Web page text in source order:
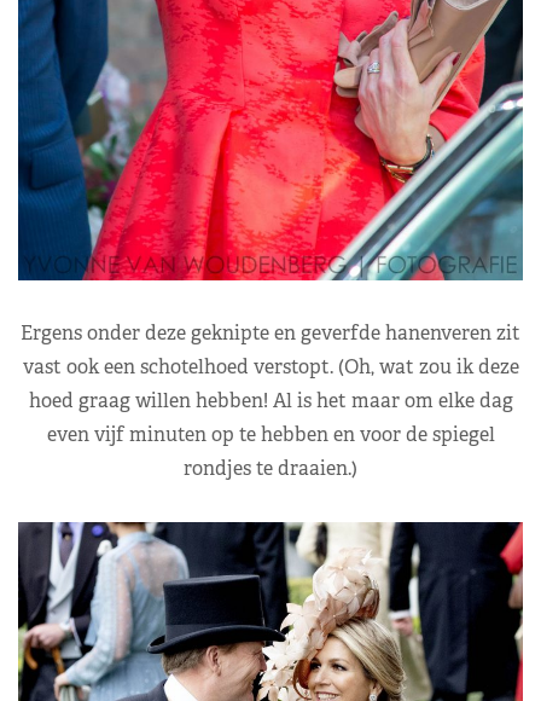
Ergens onder deze geknipte en geverfde hanenveren zit
vast ook een schotelhoed verstopt. (Oh, wat zou ik deze
hoed graag willen hebben! Al is het maar om elke dag
even vijf minuten op te hebben en voor de spiegel
rondjes te draaien.)